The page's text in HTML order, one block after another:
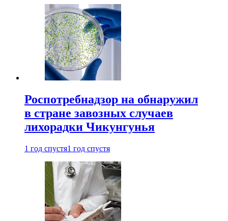
Роспотребнадзор на обнаружил
в стране завозных случаев
лихорадки Чикунгунья
1 год спустя1 год спустя